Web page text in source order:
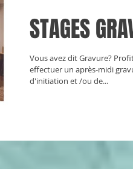
STAGES
Vous avez dit Gravure?
effectuer un après-midi
d'initiation et /ou de...